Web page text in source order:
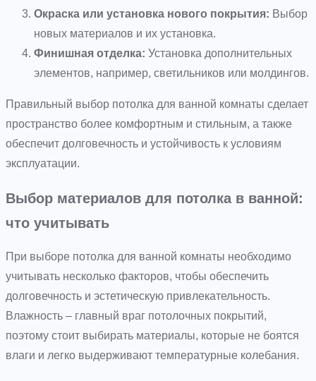
Окраска или установка нового покрытия: Выбор
новых материалов и их установка.
Финишная отделка: Установка дополнительных
элементов, например, светильников или молдингов.
Правильный выбор потолка для ванной комнаты сделает
пространство более комфортным и стильным, а также
обеспечит долговечность и устойчивость к условиям
эксплуатации.
Выбор материалов для потолка в ванной:
что учитывать
При выборе потолка для ванной комнаты необходимо
учитывать несколько факторов, чтобы обеспечить
долговечность и эстетическую привлекательность.
Влажность – главный враг потолочных покрытий,
поэтому стоит выбирать материалы, которые не боятся
влаги и легко выдерживают температурные колебания.